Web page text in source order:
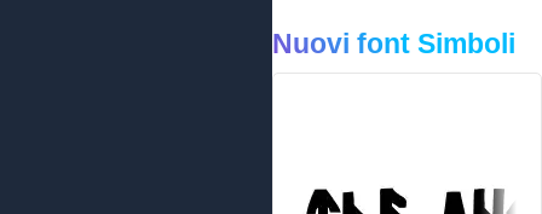
Nuovi font Simboli